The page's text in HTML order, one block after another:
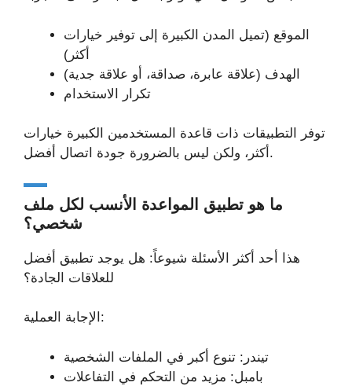
الموقع (تميل المدن الكبيرة إلى توفير خيارات
أكثر)
الهدف (علاقة عابرة، صداقة، أو علاقة جدية)
تكرار الاستخدام
توفر التطبيقات ذات قاعدة المستخدمين الكبيرة خيارات
أكثر، ولكن ليس بالضرورة جودة اتصال أفضل.
ما هو تطبيق المواعدة الأنسب لكل ملف
شخصي؟
هذا أحد أكثر الأسئلة شيوعاً: هل يوجد تطبيق أفضل
للعلاقات الجادة؟
الإجابة العملية:
تيندر: تنوع أكبر في الملفات الشخصية
بامبل: مزيد من التحكم في التفاعلات